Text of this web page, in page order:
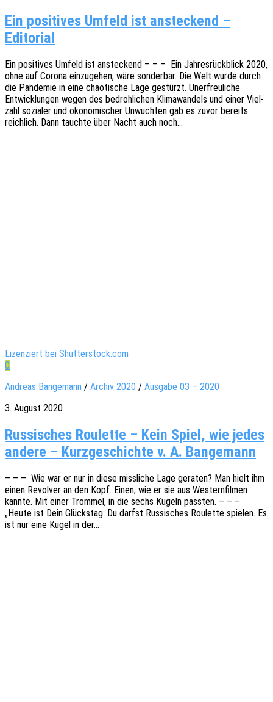
Ein positives Umfeld ist ansteckend –
Editorial
Ein posi­ti­ves Umfeld ist anste­ckend – – – Ein Jahres­rück­blick 2020,
ohne auf Corona einzu­ge­hen, wäre sonder­bar. Die Welt wurde durch
die Pande­mie in eine chao­ti­sche Lage gestürzt. Uner­freu­li­che
Entwick­lun­gen wegen des bedroh­li­chen Klima­wan­dels und einer Viel­
zahl sozia­ler und ökono­mi­scher Unwuch­ten gab es zuvor bereits
reich­lich. Dann tauch­te über Nacht auch noch…
Lizenziert bei Shutterstock.com
0
Andreas Bangemann / Archiv 2020 / Ausgabe 03 – 2020
3. August 2020
Russisches Roulette – Kein Spiel, wie jedes
andere – Kurzgeschichte v. A. Bangemann
– – – Wie war er nur in diese miss­li­che Lage gera­ten? Man hielt ihm
einen Revol­ver an den Kopf. Einen, wie er sie aus Western­fil­men
kannte. Mit einer Trom­mel, in die sechs Kugeln pass­ten. – – –
„Heute ist Dein Glücks­tag. Du darfst Russi­sches Roulette spie­len. Es
ist nur eine Kugel in der…